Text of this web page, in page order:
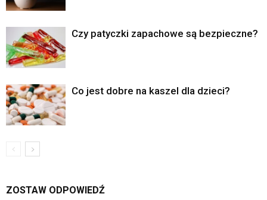
Czy patyczki zapachowe są bezpieczne?
Co jest dobre na kaszel dla dzieci?
ZOSTAW ODPOWIEDŹ